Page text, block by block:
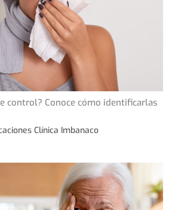
control? Conoce cómo identificarlas
Clínica Imbanaco